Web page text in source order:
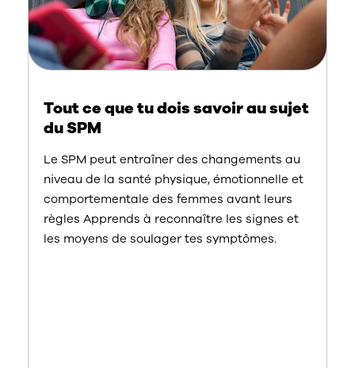
Tout ce que tu dois savoir au sujet
du SPM
Le SPM peut entraîner des changements au
niveau de la santé physique, émotionnelle et
comportementale des femmes avant leurs
règles Apprends à reconnaître les signes et
les moyens de soulager tes symptômes.